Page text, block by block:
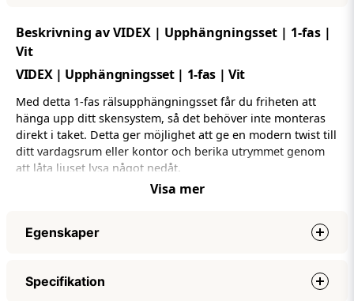
Beskrivning av VIDEX | Upphängningsset | 1-fas |
Vit
VIDEX | Upphängningsset | 1-fas | Vit
Med detta 1-fas rälsupphängningsset får du friheten att
hänga upp ditt skensystem, så det behöver inte monteras
direkt i taket. Detta ger möjlighet att ge en modern twist till
ditt vardagsrum eller kontor och berika utrymmet genom
att låta ljuset lysa något nedåt.
Hängsetet kommer med:
1,5 meter kabel
Visa mer
Egenskaper
Färg
Specifikation